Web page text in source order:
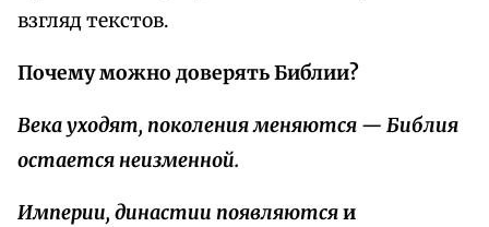
взгляд текстов.
Почему можно доверять Библии?
Века уходят, поколения меняются — Библия
остается неизменной.
Империи, династии появляютсяи